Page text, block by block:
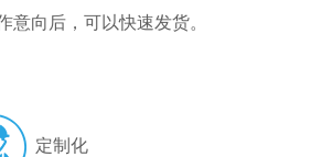
意向后，可以快速发货。
定制化